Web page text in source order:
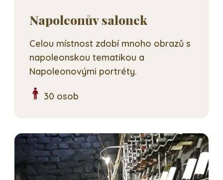
Napoleonův salonek
Celou místnost zdobí mnoho obrazů s
napoleonskou tematikou a
Napoleonovými portréty.
30 osob